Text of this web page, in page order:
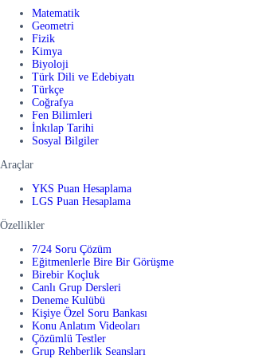
Matematik
Geometri
Fizik
Kimya
Biyoloji
Türk Dili ve Edebiyatı
Türkçe
Coğrafya
Fen Bilimleri
İnkılap Tarihi
Sosyal Bilgiler
Araçlar
YKS Puan Hesaplama
LGS Puan Hesaplama
Özellikler
7/24 Soru Çözüm
Eğitmenlerle Bire Bir Görüşme
Birebir Koçluk
Canlı Grup Dersleri
Deneme Kulübü
Kişiye Özel Soru Bankası
Konu Anlatım Videoları
Çözümlü Testler
Grup Rehberlik Seansları